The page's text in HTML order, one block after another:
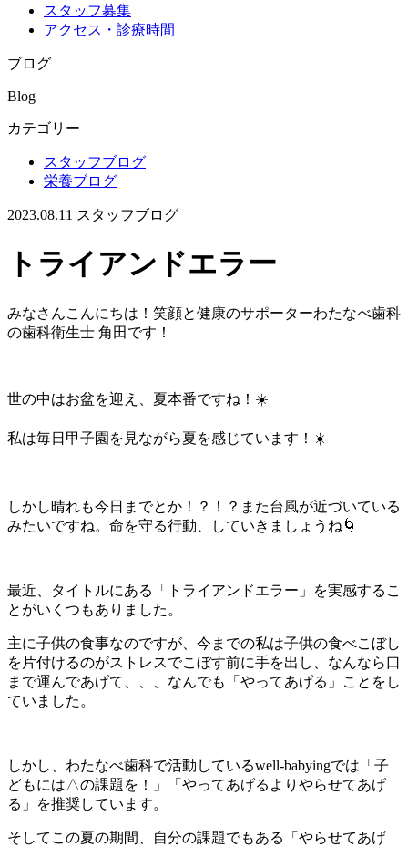
スタッフ募集
アクセス・診療時間
ブログ
Blog
カテゴリー
スタッフブログ
栄養ブログ
2023.08.11 スタッフブログ
トライアンドエラー
みなさんこんにちは！笑顔と健康のサポーターわたなべ歯科
の歯科衛生士 角田です！
世の中はお盆を迎え、夏本番ですね！☀️
私は毎日甲子園を見ながら夏を感じています！☀️
しかし晴れも今日までとか！？！？また台風が近づいている
みたいですね。命を守る行動、していきましょうね🌀
最近、タイトルにある「トライアンドエラー」を実感するこ
とがいくつもありました。
主に子供の食事なのですが、今までの私は子供の食べこぼし
を片付けるのがストレスでこぼす前に手を出し、なんなら口
まで運んであげて、、、なんでも「やってあげる」ことをし
ていました。
しかし、わたなべ歯科で活動しているwell-babyingでは「子
どもには△の課題を！」「やってあげるよりやらせてあげ
る」を推奨しています。
そしてこの夏の期間、自分の課題でもある「やらせてあげ